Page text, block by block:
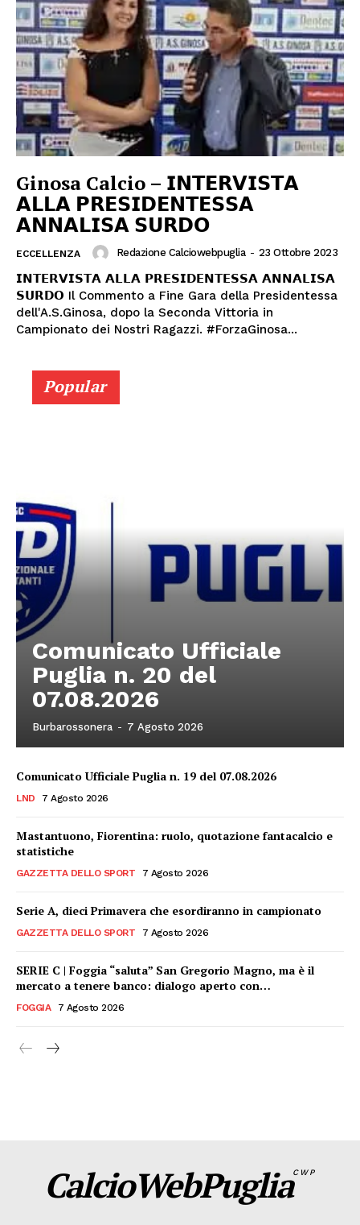
Ginosa Calcio – 𝗜𝗡𝗧𝗘𝗥𝗩𝗜𝗦𝗧𝗔
𝗔𝗟𝗟𝗔 𝗣𝗥𝗘𝗦𝗜𝗗𝗘𝗡𝗧𝗘𝗦𝗦𝗔
𝗔𝗡𝗡𝗔𝗟𝗜𝗦𝗔 𝗦𝗨𝗥𝗗𝗢
ECCELLENZA Redazione Calciowebpuglia - 23 Ottobre 2023
𝗜𝗡𝗧𝗘𝗥𝗩𝗜𝗦𝗧𝗔 𝗔𝗟𝗟𝗔 𝗣𝗥𝗘𝗦𝗜𝗗𝗘𝗡𝗧𝗘𝗦𝗦𝗔 𝗔𝗡𝗡𝗔𝗟𝗜𝗦𝗔
𝗦𝗨𝗥𝗗𝗢 Il Commento a Fine Gara della Presidentessa
dell'A.S.Ginosa, dopo la Seconda Vittoria in
Campionato dei Nostri Ragazzi. #ForzaGinosa...
Popular
Comunicato Ufficiale
Puglia n. 20 del
07.08.2026
Burbarossonera - 7 Agosto 2026
Comunicato Ufficiale Puglia n. 19 del 07.08.2026
LND 7 Agosto 2026
Mastantuono, Fiorentina: ruolo, quotazione fantacalcio e
statistiche
GAZZETTA DELLO SPORT 7 Agosto 2026
Serie A, dieci Primavera che esordiranno in campionato
GAZZETTA DELLO SPORT 7 Agosto 2026
SERIE C | Foggia “saluta” San Gregorio Magno, ma è il
mercato a tenere banco: dialogo aperto con…
FOGGIA 7 Agosto 2026
CalcioWebPugliaCWP